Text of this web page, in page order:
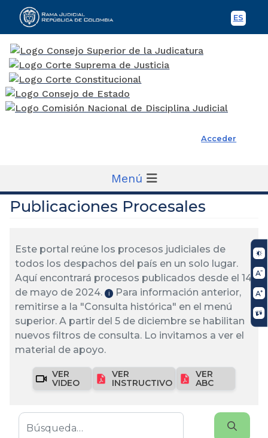
ES
Rama Judicial
Acceder
Menú
Publicaciones Procesales
Este portal reúne los procesos judiciales de
todos los despachos del país en un solo lugar.
Aquí encontrará procesos publicados desde el 14
de mayo de 2024.
ℹ️
Para información anterior,
remitirse a la "Consulta histórica" en el menú
superior. A partir del 5 de diciembre se habilitan
nuevos filtros de consulta. Lo invitamos a ver el
material de apoyo.
VER
VIDEO
VER
INSTRUCTIVO
VER
ABC